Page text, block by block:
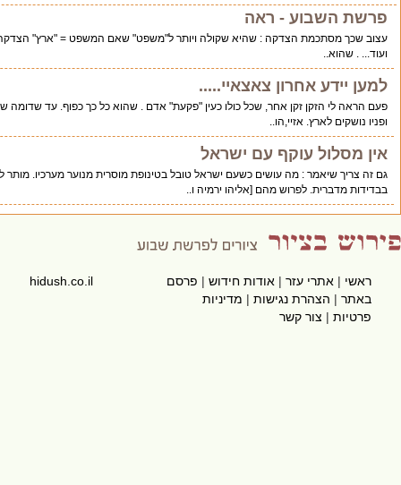
- ראה
הצדקה : שהיא שקולה ויותר ל"משפט" שאם המשפט = "ארץ" הצדקה = "אדם"
אחרון צאצאיי.....
זקן אחר, שכל כולו כעין "פקעת" אדם . שהוא כל כך כפוף. עד שדומה שעוד מעט
אזיי,הו..
עוקף עם ישראל
: מה עושים כשעם ישראל טובל בטינופת מוסרית מנוער מערכיו. מותר להתאבל
לפרוש מהם [אליהו ירמיה ו..
עזר|אודות חידוש| פרסם
נגישות |מדיניות
צור קשר
hidush.co.il